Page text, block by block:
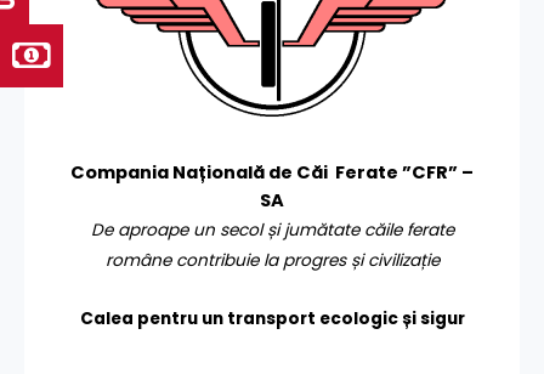
Compania Națională de Căi Ferate ”CFR” –
SA
De aproape un secol și jumătate căile ferate
române contribuie la progres și civilizație
Calea pentru un transport ecologic și sigur